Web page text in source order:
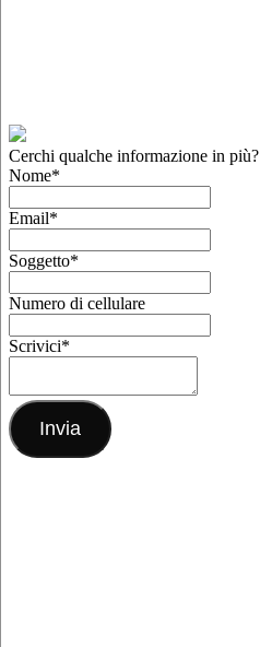
Cerchi qualche informazione in più?
Nome*
Email*
Soggetto*
Numero di cellulare
Scrivici*
Invia